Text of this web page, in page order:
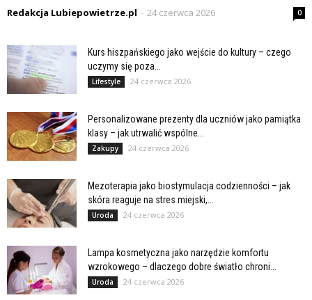
Redakcja Lubiepowietrze.pl - 24 czerwca 2026 0
Kurs hiszpańskiego jako wejście do kultury – czego
uczymy się poza...
Lifestyle 24 czerwca 2026
Personalizowane prezenty dla uczniów jako pamiątka
klasy – jak utrwalić wspólne...
Zakupy 24 czerwca 2026
Mezoterapia jako biostymulacja codzienności – jak
skóra reaguje na stres miejski,...
Uroda 24 czerwca 2026
Lampa kosmetyczna jako narzędzie komfortu
wzrokowego – dlaczego dobre światło chroni...
Uroda 24 czerwca 2026